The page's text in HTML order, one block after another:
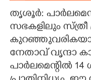
CARTOONS
LITERATURE
തൃശൂർ:
സഭകളിലും സ്ത്രീ
നേതാവ് വൃന്ദാ
പാർലമെന്റിൽ